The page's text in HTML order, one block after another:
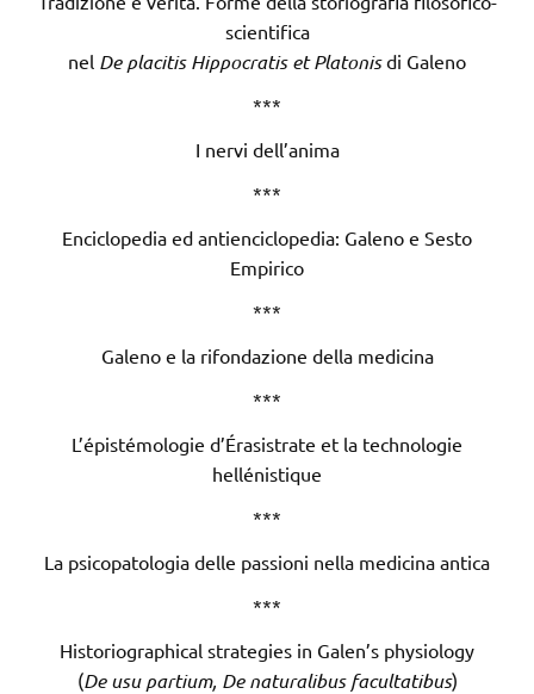
scientifica
nel De placitis Hippocratis et Platonisdi Galeno
***
I nervi dell’anima
***
Enciclopedia ed antienciclopedia: Galeno e Sesto
Empirico
***
Galeno e la rifondazione della medicina
***
L’épistémologie d’Érasistrate et la technologie
hellénistique
***
La psicopatologia delle passioni nella medicina antica
***
Historiographical strategies in Galen’s physiology
(De usu partium, De naturalibus facultatibus)